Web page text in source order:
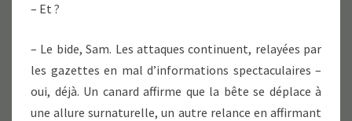
– Et ?
– Le bide, Sam. Les attaques continuent, relayées par
les gazettes en mal d’informations spectaculaires –
oui, déjà. Un canard affirme que la bête se déplace à
une allure surnaturelle, un autre relance en affirmant